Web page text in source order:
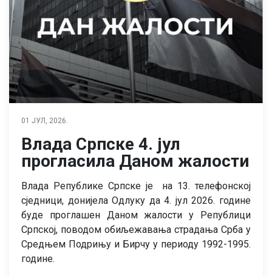
01 ЈУЛ, 2026.
Влада Српске 4. јул
прогласила Даном жалости
Влада Републике Српске је на 13. телефонској
сједници, донијела Одлуку да 4. јул 2026. године
буде проглашен Даном жалости у Републици
Српској, поводом обиљежавања страдања Срба у
Средњем Подрињу и Бирчу у периоду 1992-1995.
године.